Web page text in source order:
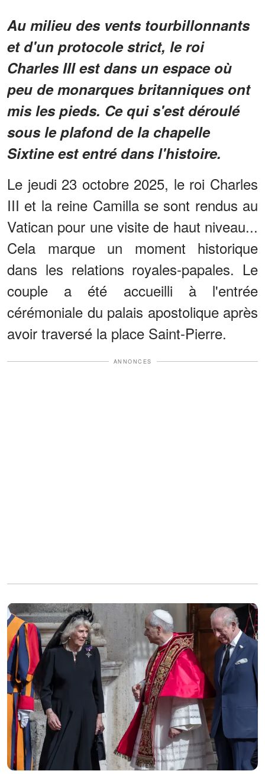
Au milieu des vents tourbillonnants
et d'un protocole strict, le roi
Charles III est dans un espace où
peu de monarques britanniques ont
mis les pieds. Ce qui s'est déroulé
sous le plafond de la chapelle
Sixtine est entré dans l'histoire.
Le jeudi 23 octobre 2025, le roi Charles
III et la reine Camilla se sont rendus au
Vatican pour une visite de haut niveau...
Cela marque un moment historique
dans les relations royales-papales. Le
couple a été accueilli à l'entrée
cérémoniale du palais apostolique après
avoir traversé la place Saint-Pierre.
ANNONCES